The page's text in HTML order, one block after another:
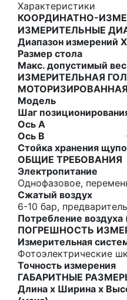
Характеристики
КООРДИНАТНО-
ИЗМЕРИТЕЛЬНЫЕ
Диапазон измерений
Размер стола
Макс. допустимый
ИЗМЕРИТЕЛЬНАЯ
Модель
Шаг
Ось A
Ось B
Стойка хранения
ОБЩИЕ ТРЕБОВАНИЯ
Электропитание
Однофазовое,
Сжатый воздух
6-10 бар,
Потребление воздуха
ПОГРЕШНОСТЬ
Измерительная
Фотоэлектрические
Точность измерения
ГАБАРИТНЫЕ
Длина x Ширина x